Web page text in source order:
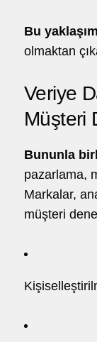
Bu yaklaşım
olmaktan
Veriye
Müşteri
Bununla
pazarlama,
Markalar,
müşteri